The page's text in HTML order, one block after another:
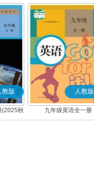
教版
(2025秋
人教版
九年级英语全一册